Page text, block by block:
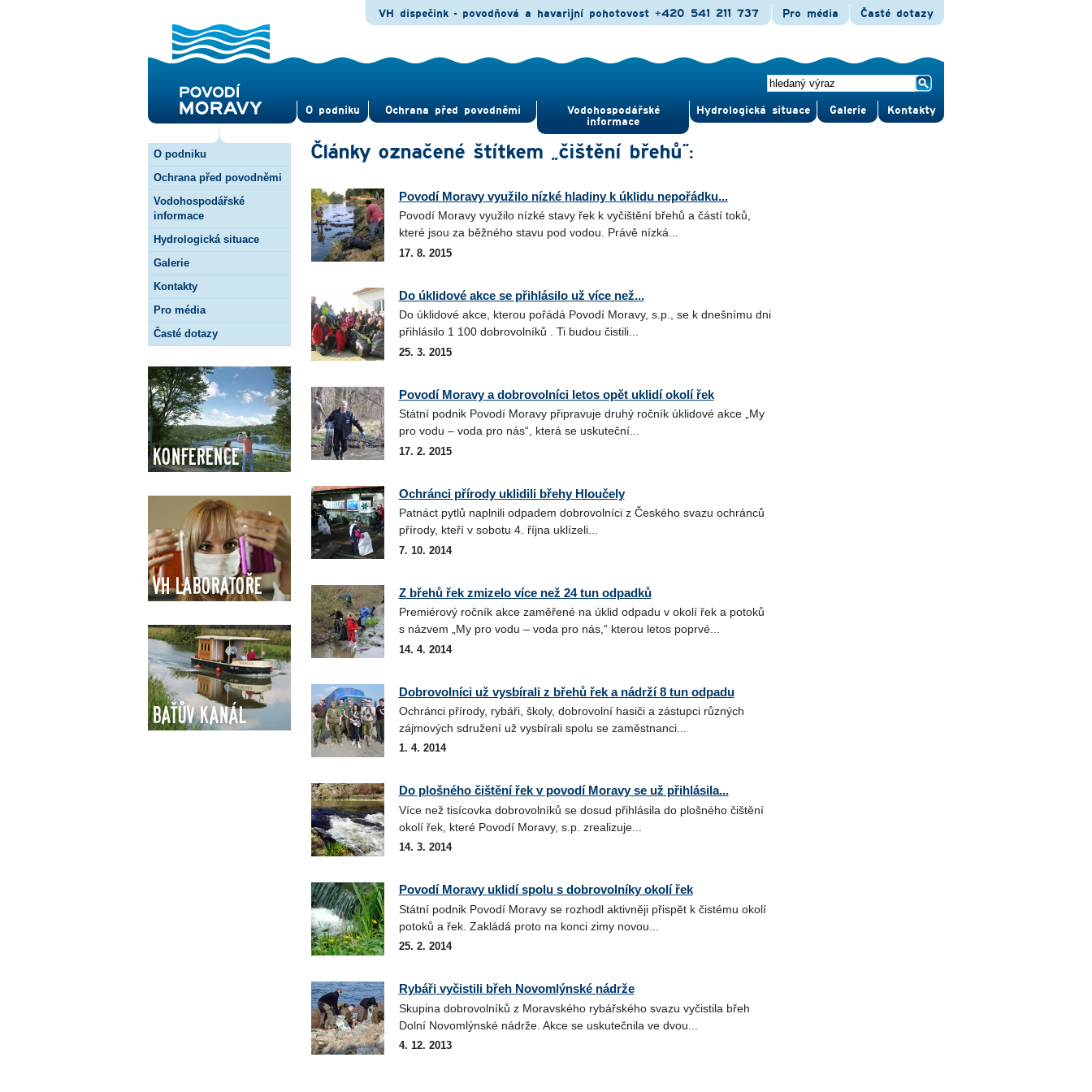
O pod­niku Ochrana před povod­němi
Vodohospodářské
informace
Hydrologická situace Gale­rie Kontak­ty
VH dispečink - povodňová a havarijní pohotovost +420 541 211 737 Pro média Časté dotazy
O podniku
Ochrana před povodněmi
Vodohospodářské
informace
Hydrologická situace
Galerie
Kontakty
Pro média
Časté dotazy
Konference
VH Laboratoře
Baťův kanál
Články označené štítkem „čištění břehů“:
Povodí Moravy využilo nízké hladiny k úklidu nepořádku...
Povodí Moravy využilo nízké stavy řek k vyčištění břehů a částí toků,
které jsou za běžného stavu pod vodou. Právě nízká...
17. 8. 2015
Do úklidové akce se přihlásilo už více než...
Do úklidové akce, kterou pořádá Povodí Moravy, s.p., se k dnešnímu dni
přihlásilo 1 100 dobrovolníků . Ti budou čistili...
25. 3. 2015
Povodí Moravy a dobrovolníci letos opět uklidí okolí řek
Státní podnik Povodí Moravy připravuje druhý ročník úklidové akce „My
pro vodu – voda pro nás“, která se uskuteční...
17. 2. 2015
Ochránci přírody uklidili břehy Hloučely
Patnáct pytlů naplnili odpadem dobrovolníci z Českého svazu ochránců
přírody, kteří v sobotu 4. října uklízeli...
7. 10. 2014
Z břehů řek zmizelo více než 24 tun odpadků
Premiérový ročník akce zaměřené na úklid odpadu v okolí řek a potoků
s názvem „My pro vodu – voda pro nás,“ kterou letos poprvé...
14. 4. 2014
Dobrovolníci už vysbírali z břehů řek a nádrží 8 tun odpadu
Ochránci přírody, rybáři, školy, dobrovolní hasiči a zástupci různých
zájmových sdružení už vysbírali spolu se zaměstnanci...
1. 4. 2014
Do plošného čištění řek v povodí Moravy se už přihlásila...
Více než tisícovka dobrovolníků se dosud přihlásila do plošného čištění
okolí řek, které Povodí Moravy, s.p. zrealizuje...
14. 3. 2014
Povodí Moravy uklidí spolu s dobrovolníky okolí řek
Státní podnik Povodí Moravy se rozhodl aktivněji přispět k čistému okolí
potoků a řek. Zakládá proto na konci zimy novou...
25. 2. 2014
Rybáři vyčistili břeh Novomlýnské nádrže
Skupina dobrovolníků z Moravského rybářského svazu vyčistila břeh
Dolní Novomlýnské nádrže. Akce se uskutečnila ve dvou...
4. 12. 2013